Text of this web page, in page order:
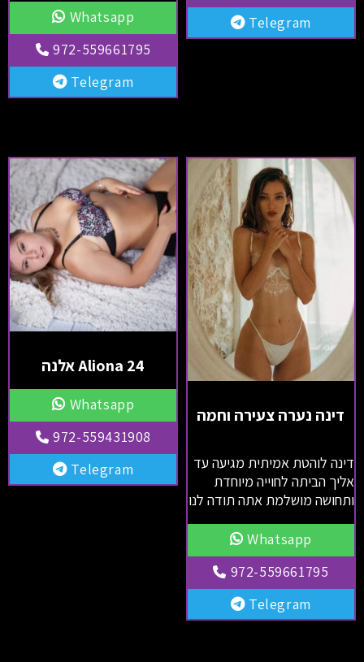
Telegram
Whatsapp
972-559661795
Telegram
דינה נערה צעירה וחמה
דינה לוהטת אמיתית מגיעה עד
אליך הביתה לחוייה מיוחדת
ותחושה מושלמת אתה תודה לנו
Whatsapp
972-559661795
Telegram
Aliona 24 אלנה
Whatsapp
972-559431908
Telegram